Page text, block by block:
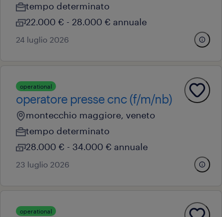
tempo determinato
22.000 € - 28.000 € annuale
24 luglio 2026
operational
operatore presse cnc (f/m/nb)
montecchio maggiore, veneto
tempo determinato
28.000 € - 34.000 € annuale
23 luglio 2026
operational